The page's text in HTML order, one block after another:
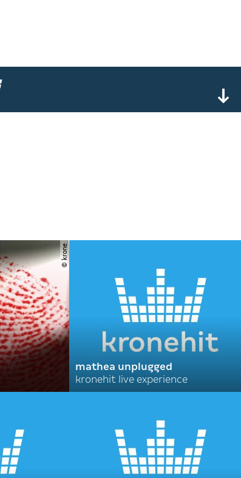
© krone
mathea unplugged
kronehit live experience